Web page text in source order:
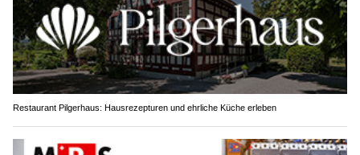
Restaurant Pilgerhaus: Hausrezepturen und ehrliche Küche erleben